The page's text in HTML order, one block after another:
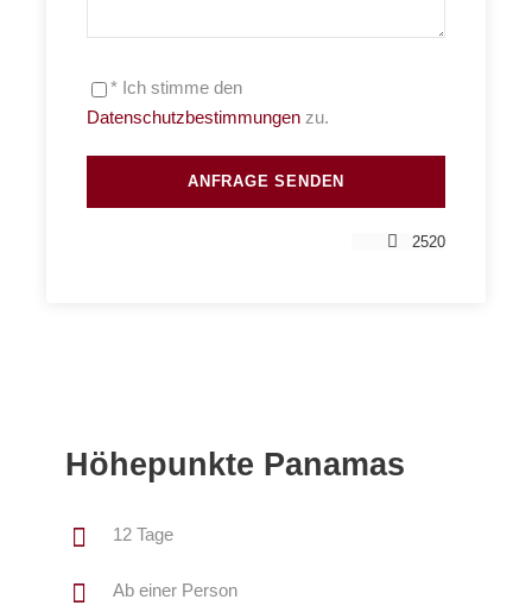
* Ich stimme den
Datenschutzbestimmungen zu.
2520
Höhepunkte Panamas
12 Tage
Ab einer Person